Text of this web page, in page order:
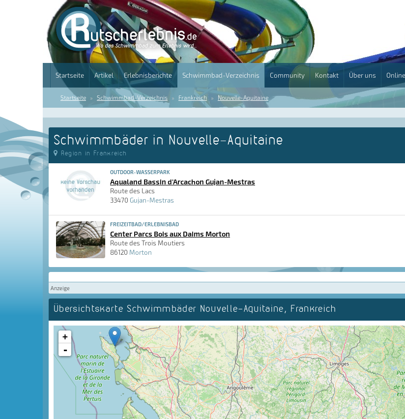
Startseite Artikel Erlebnisberichte Schwimmbad-Verzeichnis Community Kontakt Über uns
Startseite Schwimmbad-Verzeichnis Frankreich Nouvelle-Aquitaine
Schwimmbäder in Nouvelle-Aquitaine
Region in Frankreich
OUTDOOR-WASSERPARK
Aqualand Bassin d'Arcachon Gujan-Mestras
Route des Lacs
33470 Gujan-Mestras
FREIZEITBAD/ERLEBNISBAD
Center Parcs Bois aux Daims Morton
Route des Trois Moutiers
86120 Morton
Anzeige
Übersichtskarte Schwimmbäder Nouvelle-Aquitaine, Frankreich
+
-